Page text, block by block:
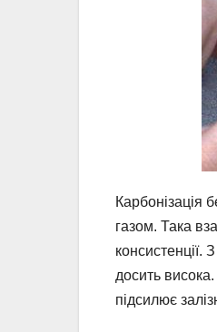
Карбонізація
газом. Така
консистенції.
досить
підсилює